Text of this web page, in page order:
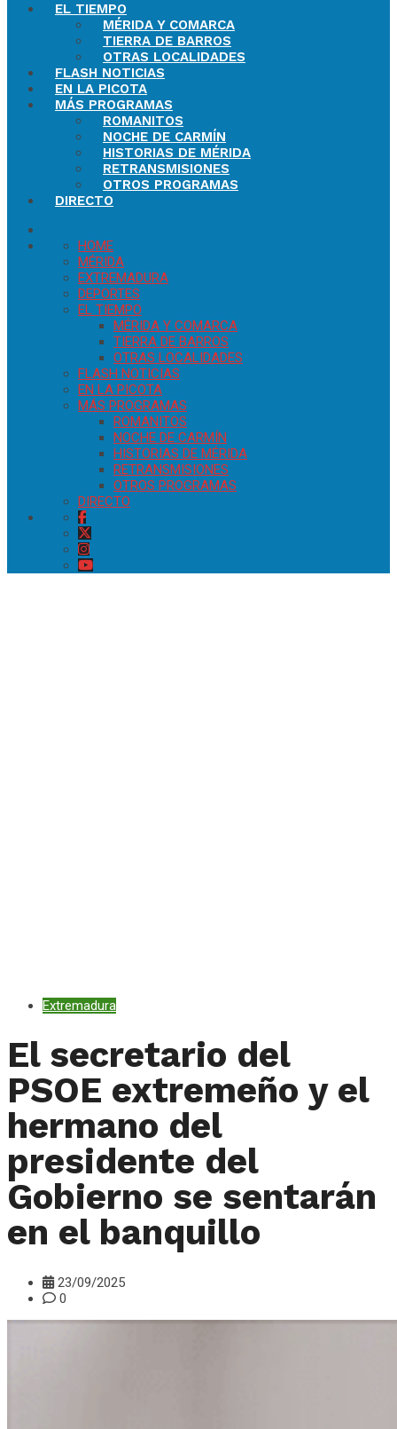
EL TIEMPO
MÉRIDA Y COMARCA
TIERRA DE BARROS
OTRAS LOCALIDADES
FLASH NOTICIAS
EN LA PICOTA
MÁS PROGRAMAS
ROMANITOS
NOCHE DE CARMÍN
HISTORIAS DE MÉRIDA
RETRANSMISIONES
OTROS PROGRAMAS
DIRECTO
HOME
MÉRIDA
EXTREMADURA
DEPORTES
EL TIEMPO
MÉRIDA Y COMARCA
TIERRA DE BARROS
OTRAS LOCALIDADES
FLASH NOTICIAS
EN LA PICOTA
MÁS PROGRAMAS
ROMANITOS
NOCHE DE CARMÍN
HISTORIAS DE MÉRIDA
RETRANSMISIONES
OTROS PROGRAMAS
DIRECTO
Extremadura
El secretario del
PSOE extremeño y el
hermano del
presidente del
Gobierno se sentarán
en el banquillo
23/09/2025
0